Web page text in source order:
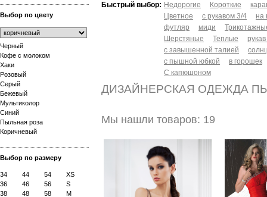
Выбор по цвету
Черный
Кофе с молоком
Хаки
Розовый
Серый
Бежевый
Мультиколор
Синий
Пыльная роза
Коричневый
Выбор по размеру
34 44 54
XS
36
46 56
S
38
48 58
M
Быстрый выбор: Недорогие Короткие
Цветное
с рукавом 3/4
на
футляр
миди
Шерстяные
Теплые
с завышенной талией
с пышной юбкой
в горошек
С капюшоном
ДИЗАЙНЕРСКАЯ ОДЕЖДА
Мы нашли товаров: 19